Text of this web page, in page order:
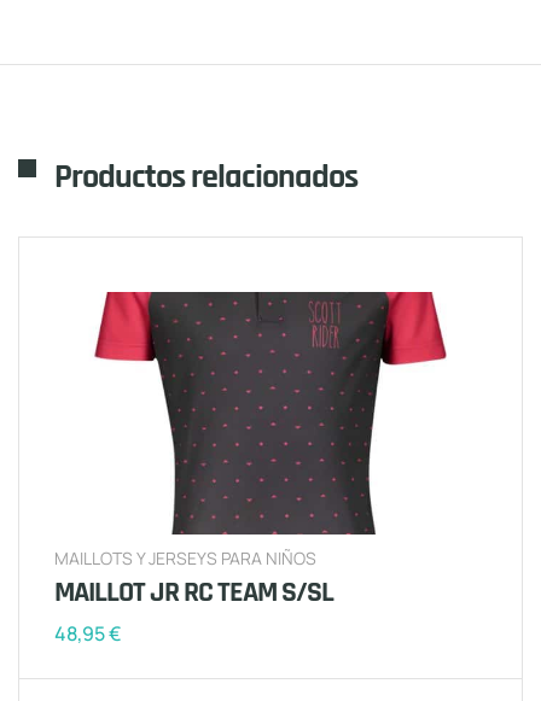
Productos relacionados
MAILLOTS Y JERSEYS PARA NIÑOS
MAILLOT JR RC TEAM S/SL
48,95€